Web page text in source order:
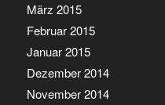
März 2015
Februar 2015
Januar 2015
Dezember 2014
November 2014